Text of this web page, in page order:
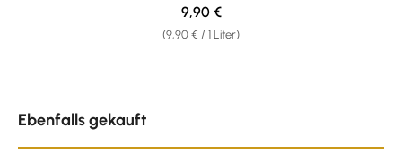
(9,90 € / 1 Liter)
Regulärer Preis:
9,90 €
Ebenfalls gekauft